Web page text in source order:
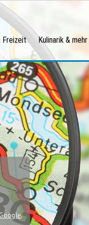
Freizeit Kulinarik & mehr
.